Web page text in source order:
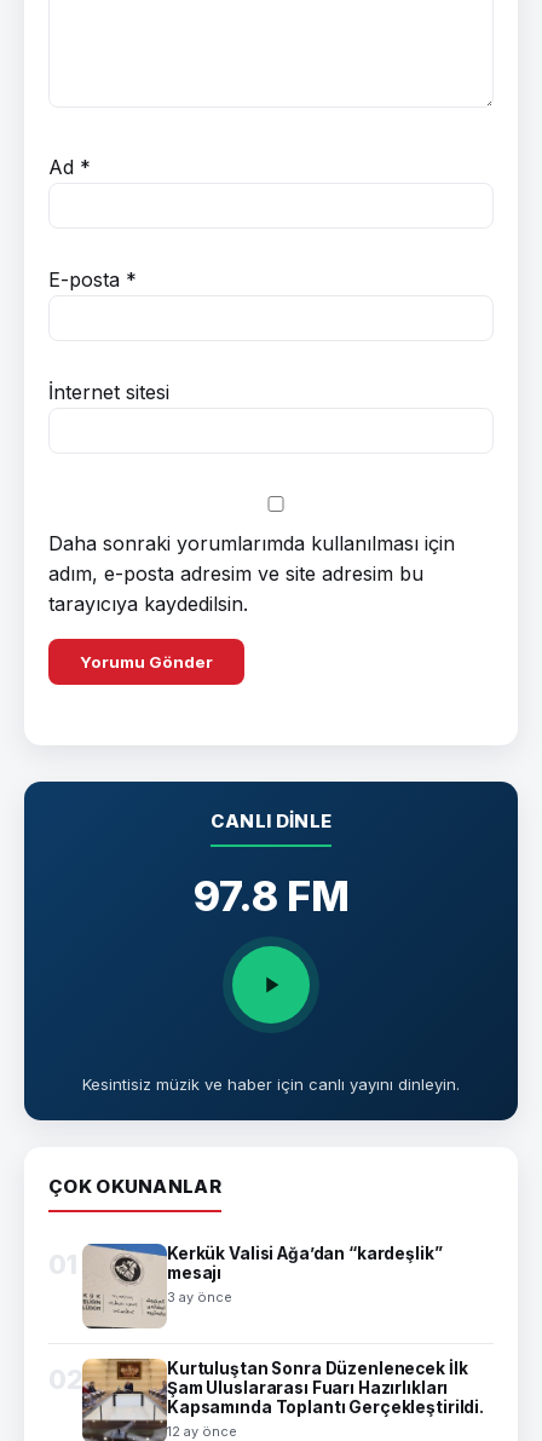
Ad *
E-posta *
İnternet sitesi
Daha sonraki yorumlarımda kullanılması için
adım, e-posta adresim ve site adresim bu
tarayıcıya kaydedilsin.
CANLI DINLE
97.8 FM
Kesintisiz müzik ve haber için canlı yayını dinleyin.
ÇOK OKUNANLAR
01
Kerkük Valisi Ağa’dan “kardeşlik”
mesajı
3 ay önce
02
Kurtuluştan Sonra Düzenlenecek İlk
Şam Uluslararası Fuarı Hazırlıkları
Kapsamında Toplantı Gerçekleştirildi.
12 ay önce